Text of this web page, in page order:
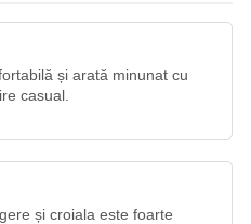
și arată minunat cu
casual.
și croiala este foarte